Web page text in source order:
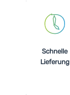
Schnelle
Lieferung